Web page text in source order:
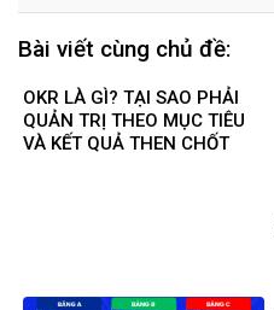
Bài viết cùng chủ đề:
OKR LÀ GÌ? TẠI SAO PHẢI
QUẢN TRỊ THEO MỤC TIÊU
VÀ KẾT QUẢ THEN CHỐT